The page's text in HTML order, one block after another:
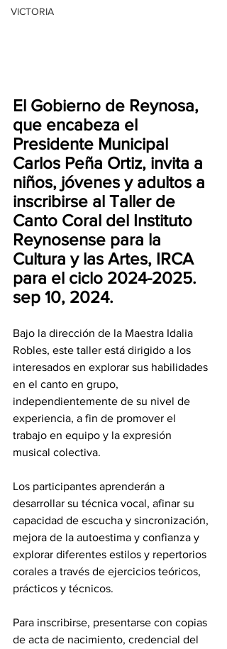
VICTORIA
El Gobierno de Reynosa,
que encabeza el
Presidente Municipal
Carlos Peña Ortiz, invita a
niños, jóvenes y adultos a
inscribirse al Taller de
Canto Coral del Instituto
Reynosense para la
Cultura y las Artes, IRCA
para el ciclo 2024-2025.
sep 10, 2024.
Bajo la dirección de la Maestra Idalia
Robles, este taller está dirigido a los
interesados en explorar sus habilidades
en el canto en grupo,
independientemente de su nivel de
experiencia, a fin de promover el
trabajo en equipo y la expresión
musical colectiva.
Los participantes aprenderán a
desarrollar su técnica vocal, afinar su
capacidad de escucha y sincronización,
mejora de la autoestima y confianza y
explorar diferentes estilos y repertorios
corales a través de ejercicios teóricos,
prácticos y técnicos.
Para inscribirse, presentarse con copias
de acta de nacimiento, credencial del